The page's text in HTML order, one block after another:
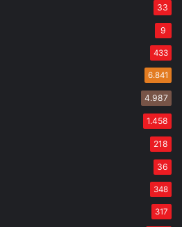
33
9
433
6.841
4.987
1.458
218
36
348
317